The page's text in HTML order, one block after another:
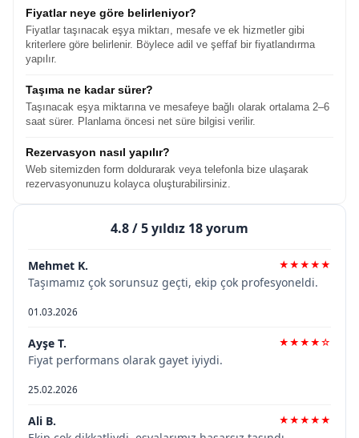
Fiyatlar neye göre belirleniyor?
Fiyatlar taşınacak eşya miktarı, mesafe ve ek hizmetler gibi
kriterlere göre belirlenir. Böylece adil ve şeffaf bir fiyatlandırma
yapılır.
Taşıma ne kadar sürer?
Taşınacak eşya miktarına ve mesafeye bağlı olarak ortalama 2–6
saat sürer. Planlama öncesi net süre bilgisi verilir.
Rezervasyon nasıl yapılır?
Web sitemizden form doldurarak veya telefonla bize ulaşarak
rezervasyonunuzu kolayca oluşturabilirsiniz.
4.8/ 5 yıldız 18 yorum
Mehmet K. ★★★★★
Taşımamız çok sorunsuz geçti, ekip çok profesyoneldi.
01.03.2026
Ayşe T. ★★★★☆
Fiyat performans olarak gayet iyiydi.
25.02.2026
Ali B. ★★★★★